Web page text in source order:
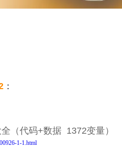
：
（代码+数据 1372变量）
1-1.html